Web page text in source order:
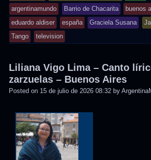
was
posted
in
argentinamundo
Barrio de Chacarita buenos
eduardo aldiser
españa Graciela Susana
Tango
television
Liliana Vigo Lima – Canto
zarzuelas – Buenos Aires
Posted on 15 de julio de 2026 08:32 by